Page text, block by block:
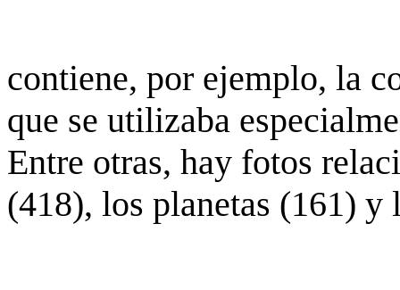
contiene, por ejemplo, la
que se utilizaba
Entre otras, hay fotos
(418), los planetas (161) y